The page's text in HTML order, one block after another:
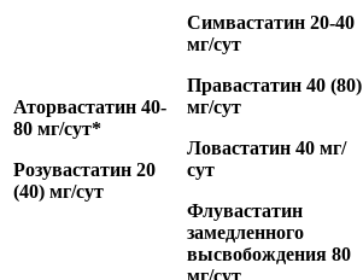
Аторвастатин 40-
80 мг/сут*
Розувастатин 20
(40) мг/сут
Симвастатин 20-40
мг/сут
Правастатин 40 (80)
мг/сут
Ловастатин 40 мг/
сут
Флувастатин
замедленного
высвобождения 80
мг/сут